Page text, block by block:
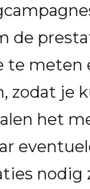
de
te meten
zodat je
het
nodig